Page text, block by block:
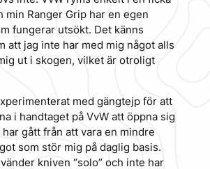
min Ranger Grip har en egen
fungerar utsökt. Det känns
att jag inte har med mig något alls
ut i skogen, vilket är otroligt
med gängtejp för att
i handtaget på VvW att öppna sig
gått från att vara en mindre
som stör mig på daglig basis.
kniven “solo” och inte har